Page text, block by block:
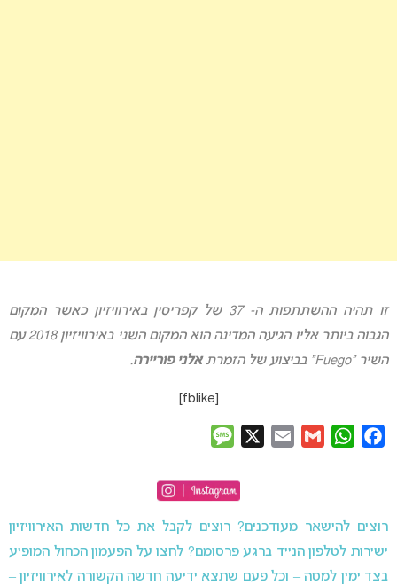
זו תהיה ההשתתפות ה- 37 של קפריסין באירוויזיון כאשר המקום
הגבוה ביותר אליו הגיעה המדינה הוא המקום השני באירוויזיון 2018 עם
השיר “Fuego” בביצוע של הזמרת
אלני פוריירה.
Facebook
WhatsApp
Gmail
Email
רוצים להישאר מעודכנים? רוצים לקבל את כל חדשות האירוויזיון
ישירות לטלפון הנייד ברגע פרסומם? לחצו על הפעמון הכחול המופיע
בצד ימין למטה – וכל פעם שתצא ידיעה חדשה הקשורה לאירוויזיון –